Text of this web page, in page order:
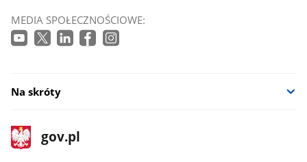
MEDIA SPOŁECZNOŚCIOWE:
Na skróty
stopka
gov.pl
Strona
gov.pl